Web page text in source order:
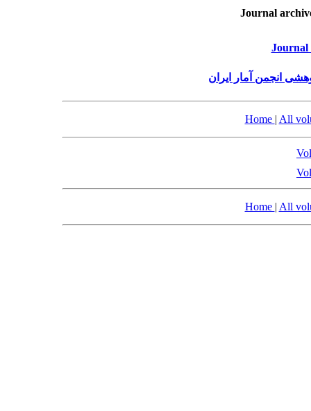
Journal
Journal
انجمن آمار ایران
Home | All
Home | All